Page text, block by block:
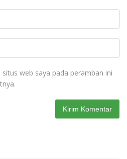
web saya pada peramban ini